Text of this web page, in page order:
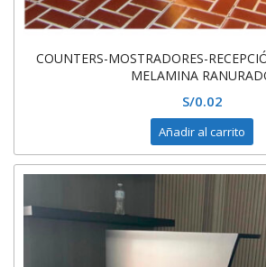
COUNTERS-MOSTRADORES-
MELAMINA
S/0.02
Añadir al carrito